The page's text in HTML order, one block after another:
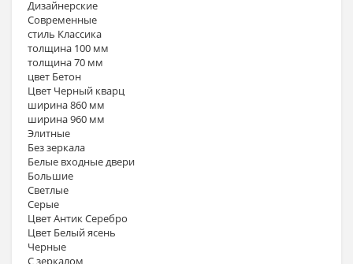
Дизайнерские
Современные
стиль Классика
толщина 100 мм
толщина 70 мм
цвет Бетон
Цвет Черный кварц
ширина 860 мм
ширина 960 мм
Элитные
Без зеркала
Белые входные двери
Большие
Светлые
Серые
Цвет Антик Серебро
Цвет Белый ясень
Черные
С зеркалом